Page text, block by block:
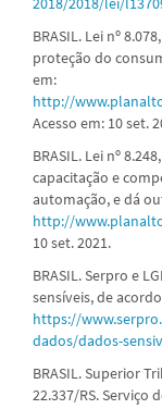
BRASIL. Lei nº
proteção do
em:
http://
Acesso em: 10 set.
BRASIL. Lei nº
capacitação e
automação, e dá
http://
10 set. 2021.
BRASIL. Serpro e
sensíveis, de
https://
dados/dados-
BRASIL. Superior
22.337/RS. Serviço